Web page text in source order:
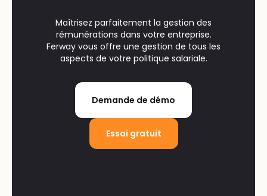
Maîtrisez parfaitement la gestion des
rémunérations dans votre entreprise.
Ferway vous offre une gestion de tous les
aspects de votre politique salariale.
Demande de démo
Essai gratuit